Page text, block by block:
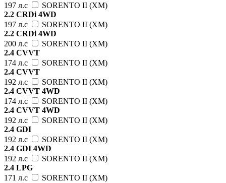
197 л.с
SORENTO II (XM)
2.2 CRDi 4WD
197 л.с
SORENTO II (XM)
2.2 CRDi 4WD
200 л.с
SORENTO II (XM)
2.4 CVVT
174 л.с
SORENTO II (XM)
2.4 CVVT
192 л.с
SORENTO II (XM)
2.4 CVVT 4WD
174 л.с
SORENTO II (XM)
2.4 CVVT 4WD
192 л.с
SORENTO II (XM)
2.4 GDI
192 л.с
SORENTO II (XM)
2.4 GDI 4WD
192 л.с
SORENTO II (XM)
2.4 LPG
171 л.с
SORENTO II (XM)